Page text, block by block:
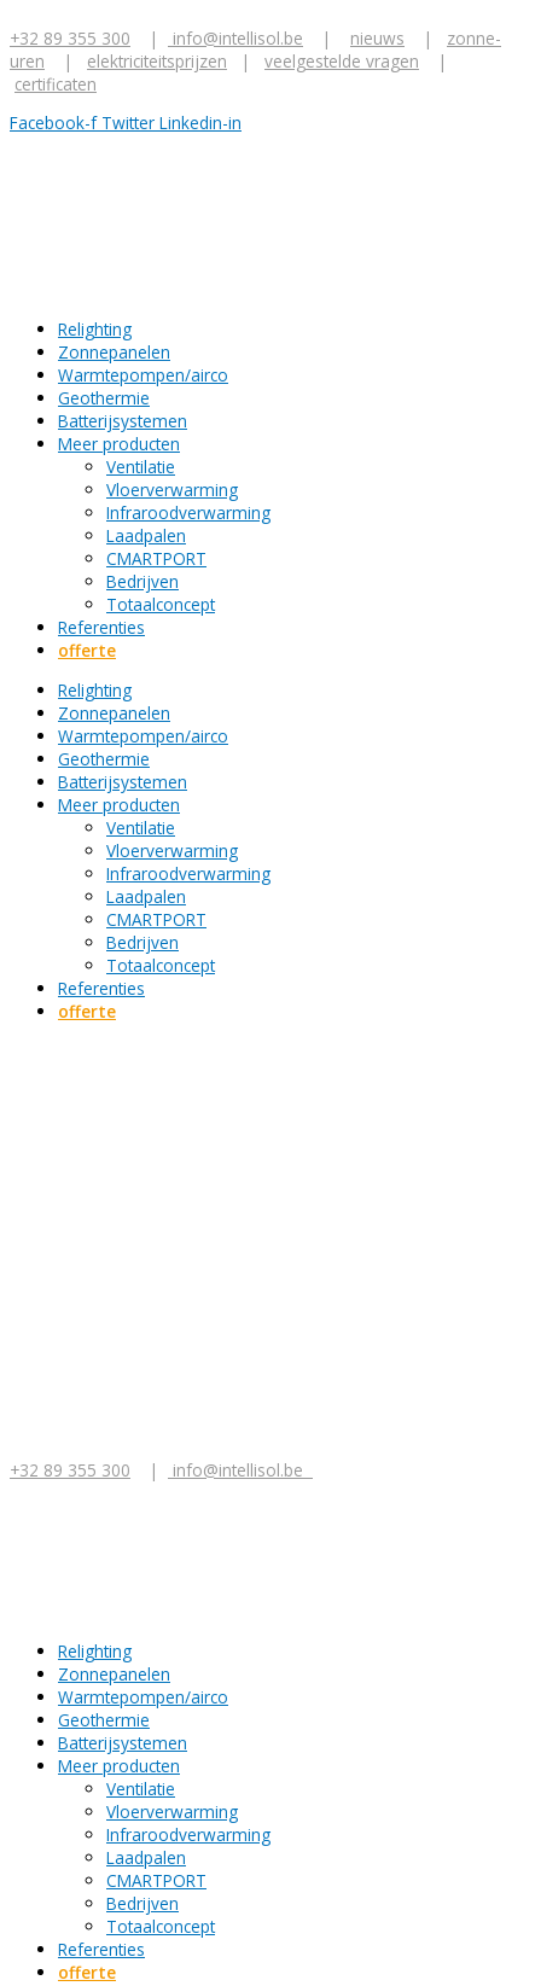
naar
de
inhoud
+32 89 355 300 | info@intellisol.be | nieuws | zonne-
uren | elektriciteitsprijzen | veelgestelde vragen |
certificaten
Facebook-f Twitter Linkedin-in
Relighting
Zonnepanelen
Warmtepompen/airco
Geothermie
Batterijsystemen
Meer producten
Ventilatie
Vloerverwarming
Infraroodverwarming
Laadpalen
CMARTPORT
Bedrijven
Totaalconcept
Referenties
offerte
Relighting
Zonnepanelen
Warmtepompen/airco
Geothermie
Batterijsystemen
Meer producten
Ventilatie
Vloerverwarming
Infraroodverwarming
Laadpalen
CMARTPORT
Bedrijven
Totaalconcept
Referenties
offerte
+32 89 355 300 | info@intellisol.be
Relighting
Zonnepanelen
Warmtepompen/airco
Geothermie
Batterijsystemen
Meer producten
Ventilatie
Vloerverwarming
Infraroodverwarming
Laadpalen
CMARTPORT
Bedrijven
Totaalconcept
Referenties
offerte
o
e